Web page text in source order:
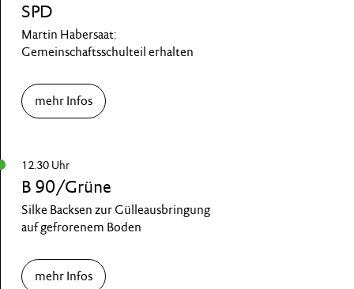
SPD
Martin Habersaat:
Gemeinschaftsschulteil erhalten
mehr Infos
12.30 Uhr
B 90/Grüne
Silke Backsen zur Gülleausbringung
auf gefrorenem Boden
mehr Infos